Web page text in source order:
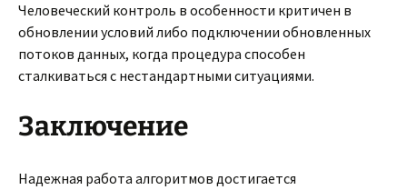
Человеческий контроль в особенности критичен в
обновлении условий либо подключении обновленных
потоков данных, когда процедура способен
сталкиваться с нестандартными ситуациями.
Заключение
Надежная работа алгоритмов достигается